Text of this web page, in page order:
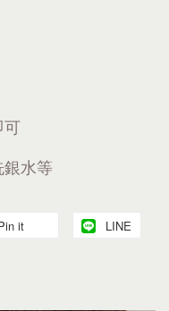
水等
it LINE